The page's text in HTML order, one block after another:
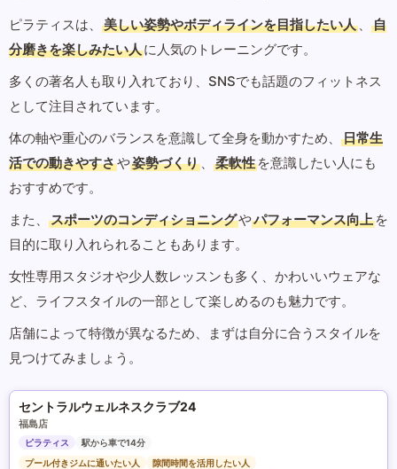
ピラティスは、 美しい姿勢やボディラインを目指したい人 、
自
分磨きを楽しみたい人に人気のトレーニングです。
多くの著名人も取り入れており、SNSでも話題のフィットネス
として注目されています。
体の軸や重心のバランスを意識して全身を動かすため、
日常生
活での動きやすさや姿勢づくり 、 柔軟性 を意識したい人にも
おすすめです。
また、
スポーツのコンディショニングやパフォーマンス向上 を
目的に取り入れられることもあります。
女性専用スタジオや少人数レッスンも多く、かわいいウェアな
ど、ライフスタイルの一部として楽しめるのも魅力です。
店舗によって特徴が異なるため、まずは自分に合うスタイルを
見つけてみましょう。
セントラルウェルネスクラブ24
福島店
ピラティス
駅から車で14分
プール付きジムに通いたい人
隙間時間を活用したい人